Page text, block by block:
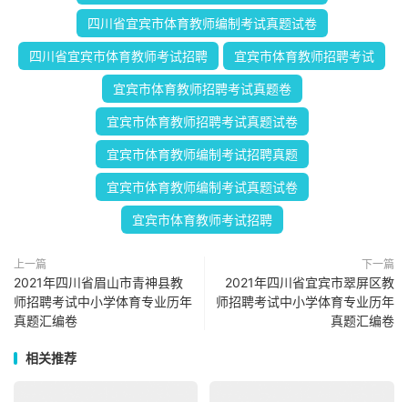
四川省宜宾市体育教师编制考试真题试卷
四川省宜宾市体育教师考试招聘 宜宾市体育教师招聘考试
宜宾市体育教师招聘考试真题卷
宜宾市体育教师招聘考试真题试卷
宜宾市体育教师编制考试招聘真题
宜宾市体育教师编制考试真题试卷
宜宾市体育教师考试招聘
上一篇
2021年四川省眉山市青神县教
师招聘考试中小学体育专业历年
真题汇编卷
下一篇
2021年四川省宜宾市翠屏区教
师招聘考试中小学体育专业历年
真题汇编卷
相关推荐